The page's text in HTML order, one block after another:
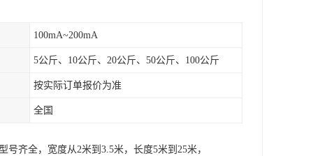
100mA~200mA
5公斤、10公斤、20公斤、50公斤、100公斤
按实际订单报价为准
全国
齐全，宽度从2米到3.5米，长度5米到25米，